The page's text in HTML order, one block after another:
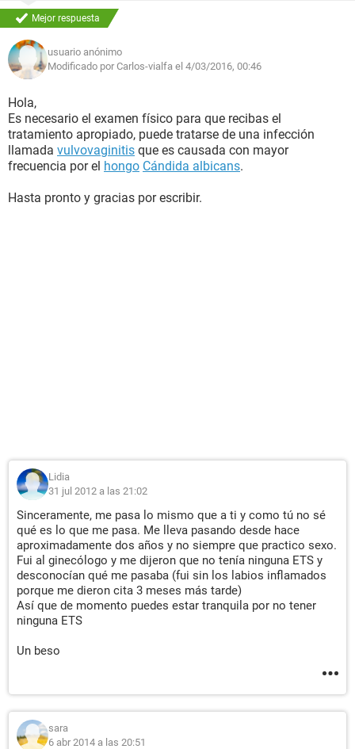
Mejor respuesta
usuario anónimo
Modificado por Carlos-vialfa el 4/03/2016, 00:46
Hola,
Es necesario el examen físico para que recibas el
tratamiento apropiado, puede tratarse de una infección
llamada vulvovaginitis que es causada con mayor
frecuencia por el hongo Cándida albicans.
Hasta pronto y gracias por escribir.
Lidia
31 jul 2012 a las 21:02
Sinceramente, me pasa lo mismo que a ti y como tú no sé
qué es lo que me pasa. Me lleva pasando desde hace
aproximadamente dos años y no siempre que practico sexo.
Fui al ginecólogo y me dijeron que no tenía ninguna ETS y
desconocían qué me pasaba (fui sin los labios inflamados
porque me dieron cita 3 meses más tarde)
Así que de momento puedes estar tranquila por no tener
ninguna ETS
Un beso
sara
6 abr 2014 a las 20:51